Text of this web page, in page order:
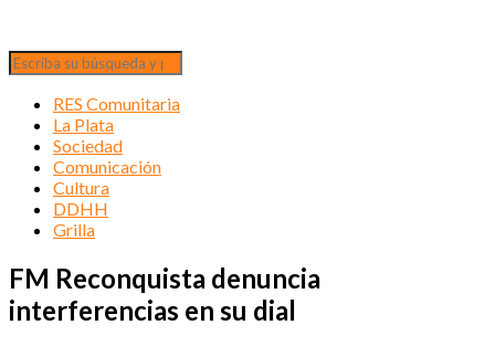
RES Comunitaria
La Plata
Sociedad
Comunicación
Cultura
DDHH
Grilla
FM Reconquista denuncia
interferencias en su dial